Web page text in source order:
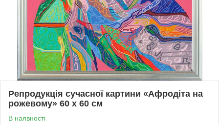
Репродукція сучасної картини «Афродіта на
рожевому» 60 х 60 см
В наявності